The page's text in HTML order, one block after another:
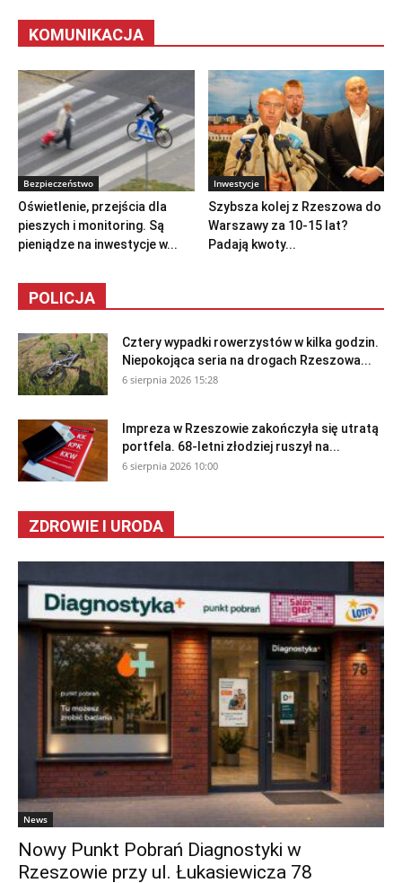
KOMUNIKACJA
Bezpieczeństwo
Oświetlenie, przejścia dla
pieszych i monitoring. Są
pieniądze na inwestycje w...
Inwestycje
Szybsza kolej z Rzeszowa do
Warszawy za 10-15 lat?
Padają kwoty...
POLICJA
Cztery wypadki rowerzystów w kilka godzin.
Niepokojąca seria na drogach Rzeszowa...
6 sierpnia 2026 15:28
Impreza w Rzeszowie zakończyła się utratą
portfela. 68-letni złodziej ruszył na...
6 sierpnia 2026 10:00
ZDROWIE I URODA
News
Nowy Punkt Pobrań Diagnostyki w
Rzeszowie przy ul. Łukasiewicza 78